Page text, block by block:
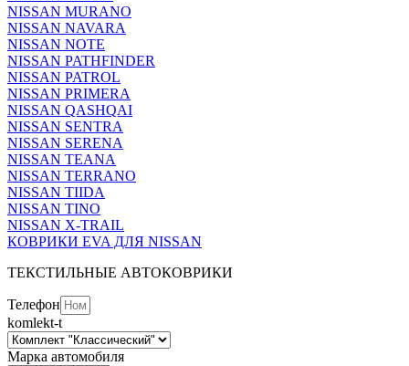
NISSAN MURANO
NISSAN NAVARA
NISSAN NOTE
NISSAN PATHFINDER
NISSAN PATROL
NISSAN PRIMERA
NISSAN QASHQAI
NISSAN SENTRA
NISSAN SERENA
NISSAN TEANA
NISSAN TERRANO
NISSAN TIIDA
NISSAN TINO
NISSAN X-TRAIL
КОВРИКИ EVA ДЛЯ NISSAN
ТЕКСТИЛЬНЫЕ АВТОКОВРИКИ
Телефон
komlekt-t
Марка автомобиля